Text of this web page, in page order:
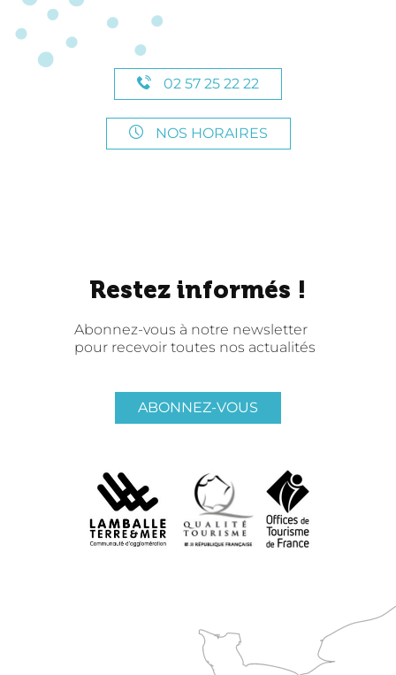
02 57 25 22 22
NOS HORAIRES
Restez informés !
Abonnez-vous à notre newsletter
pour recevoir toutes nos actualités
ABONNEZ-VOUS